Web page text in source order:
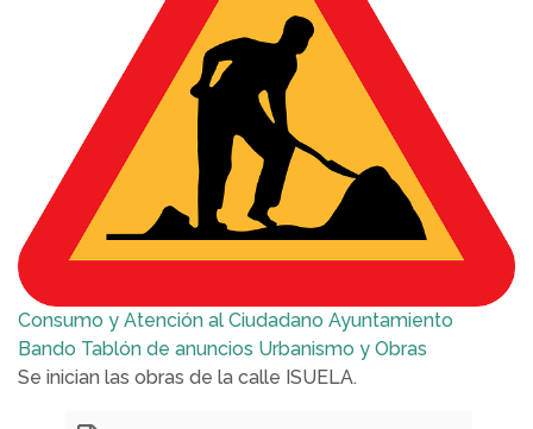
Consumo y Atención al Ciudadano Ayuntamiento
Bando Tablón de anuncios Urbanismo y Obras
Se inician las obras de la calle ISUELA.